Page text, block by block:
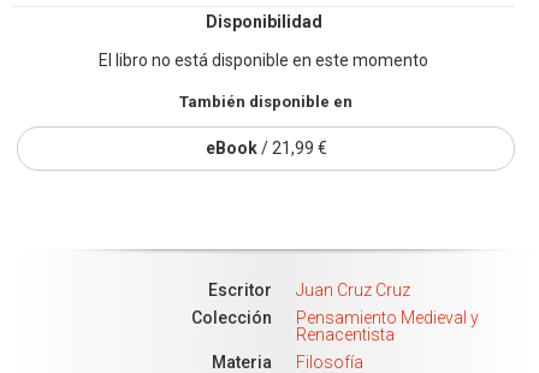
Disponibilidad
El libro no está disponible en este momento
También disponible en
eBook/ 21,99 €
Escritor
Juan Cruz Cruz
Colección
Pensamiento Medieval y
Renacentista
Materia
Filosofía